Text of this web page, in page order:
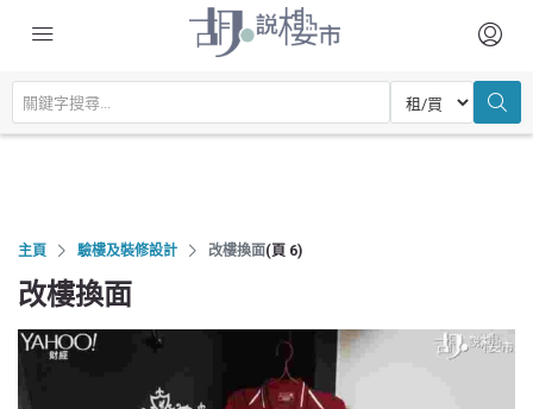
主頁 驗樓及裝修設計 改樓換面(頁 6)
改樓換面